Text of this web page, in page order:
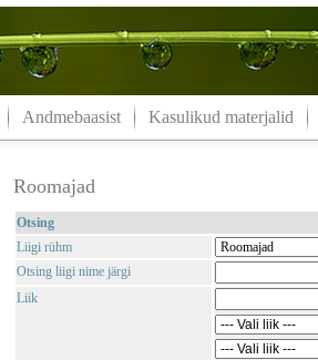
Andmebaasist Kasulikud materjalid
Roomajad
Otsing
Liigi rühm
Otsing liigi nime järgi
Liik